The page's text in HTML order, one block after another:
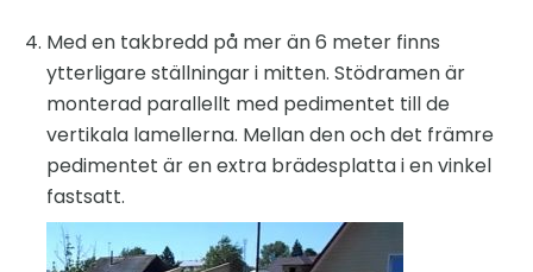
Med en takbredd på mer än 6 meter finns
ytterligare ställningar i mitten. Stödramen är
monterad parallellt med pedimentet till de
vertikala lamellerna. Mellan den och det främre
pedimentet är en extra brädesplatta i en vinkel
fastsatt.